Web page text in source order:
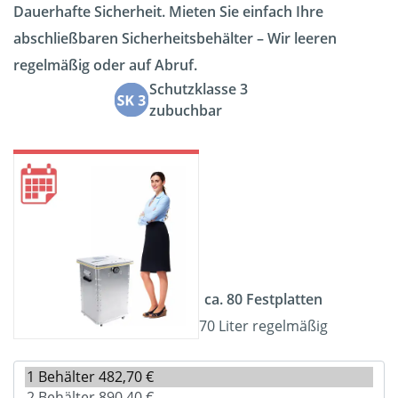
Dauerhafte Sicherheit. Mieten Sie einfach Ihre
abschließbaren Sicherheitsbehälter – Wir leeren
regelmäßig oder auf Abruf.
Schutzklasse 3
zubuchbar
ca. 80 Festplatten
70 Liter regelmäßig